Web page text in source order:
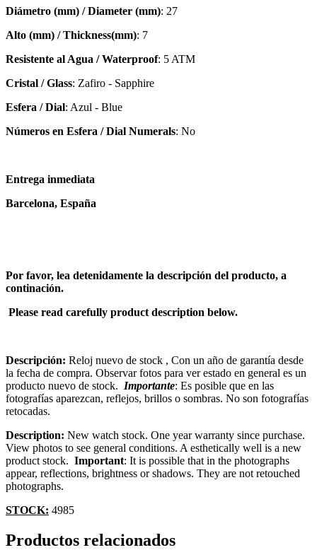
Diámetro (mm) / Diameter (mm): 27
Alto (mm) / Thickness(mm): 7
Resistente al Agua / Waterproof: 5 ATM
Cristal / Glass: Zafiro - Sapphire
Esfera / Dial: Azul - Blue
Números en Esfera / Dial Numerals: No
Entrega inmediata
Barcelona, España
Por favor, lea detenidamente la descripción del producto, a
continación.
Please read carefully product description below.
Descripción: Reloj nuevo de stock , Con un año de garantía desde
la fecha de compra. Observar fotos para ver estado en general es un
producto nuevo de stock. Importante: Es posible que en las
fotografías aparezcan, reflejos, brillos o sombras. No son fotografías
retocadas.
Description: New watch stock. One year warranty since purchase.
View photos to see general conditions. A esthetically well is a new
product stock. Important: It is possible that in the photographs
appear, reflections, brightness or shadows. They are not retouched
photographs.
STOCK: 4985
Productos relacionados